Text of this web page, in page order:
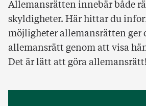
Allemansrätten innebär både
skyldigheter. Här hittar du
möjligheter allemansrätten ger
allemansrätt genom att visa
Det är lätt att göra allemansrätt!